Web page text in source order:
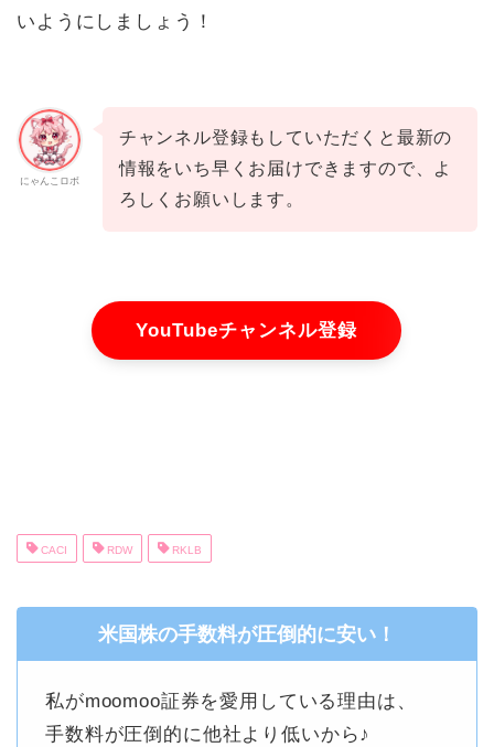
いようにしましょう！
にゃんこロボ
チャンネル登録もしていただくと最新の
情報をいち早くお届けできますので、よ
ろしくお願いします。
YouTubeチャンネル登録
CACI RDW RKLB
米国株の手数料が圧倒的に安い！
私がmoomoo証券を愛用している理由は、
手数料が圧倒的に他社より低いから♪